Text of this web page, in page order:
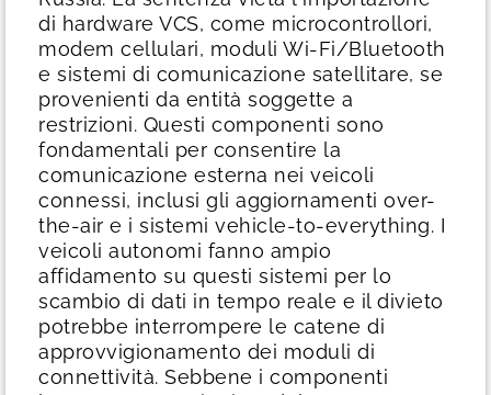
di hardware VCS, come microcontrollori,
modem cellulari, moduli Wi-Fi/Bluetooth
e sistemi di comunicazione satellitare, se
provenienti da entità soggette a
restrizioni. Questi componenti sono
fondamentali per consentire la
comunicazione esterna nei veicoli
connessi, inclusi gli aggiornamenti over-
the-air e i sistemi vehicle-to-everything. I
veicoli autonomi fanno ampio
affidamento su questi sistemi per lo
scambio di dati in tempo reale e il divieto
potrebbe interrompere le catene di
approvvigionamento dei moduli di
connettività. Sebbene i componenti